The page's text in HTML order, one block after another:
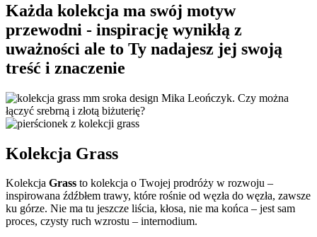
Każda kolekcja ma swój motyw
przewodni - inspirację wynikłą z
uważności ale to Ty nadajesz jej swoją
treść i znaczenie
Kolekcja Grass
Kolekcja Grass to kolekcja o Twojej prodróży w rozwoju –
inspirowana źdźbłem trawy, które rośnie od węzła do węzła, zawsze
ku górze. Nie ma tu jeszcze liścia, kłosa, nie ma końca – jest sam
proces, czysty ruch wzrostu – internodium.